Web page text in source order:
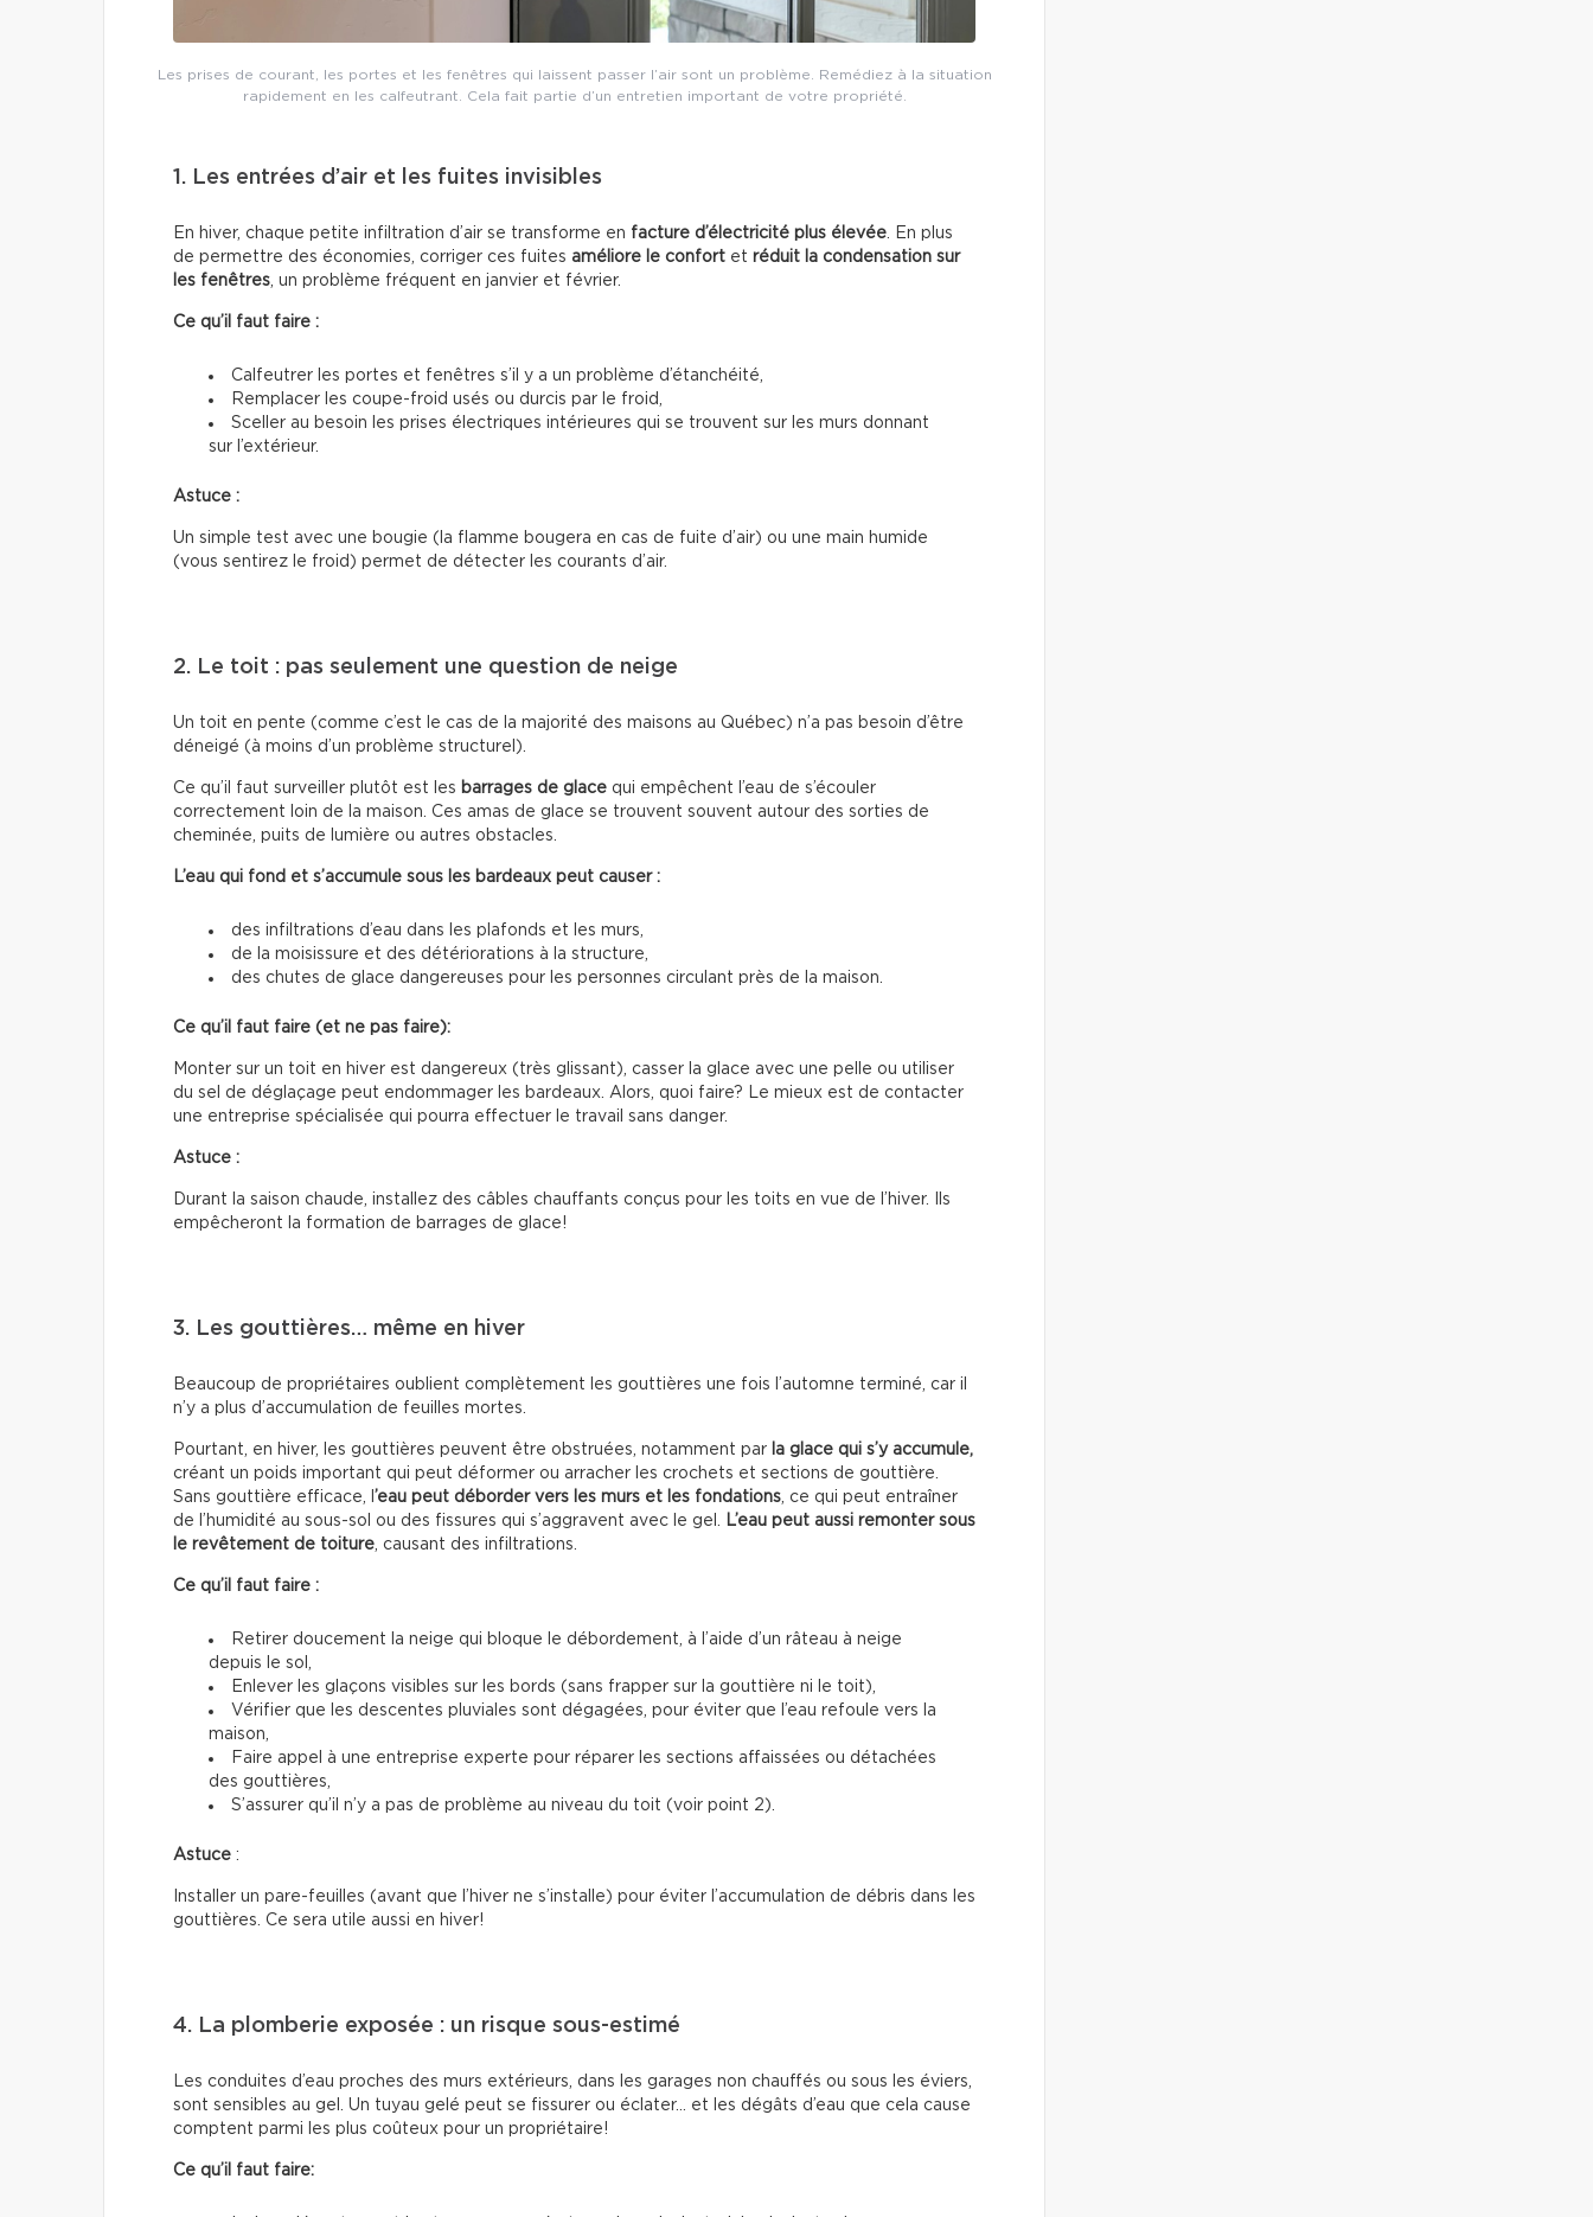
Les prises de courant, les portes et les fenêtres qui laissent passer l’air sont un problème. Remédiez à la situation
rapidement en les calfeutrant. Cela fait partie d’un entretien important de votre propriété.
1. Les entrées d’air et les fuites invisibles
En hiver, chaque petite infiltration d’air se transforme en facture d’électricité plus élevée. En plus
de permettre des économies, corriger ces fuites améliore le confort et réduit la condensation sur
les fenêtres, un problème fréquent en janvier et février.
Ce qu’il faut faire :
Calfeutrer les portes et fenêtres s’il y a un problème d’étanchéité,
Remplacer les coupe-froid usés ou durcis par le froid,
Sceller au besoin les prises électriques intérieures qui se trouvent sur les murs donnant
sur l’extérieur.
Astuce :
Un simple test avec une bougie (la flamme bougera en cas de fuite d’air) ou une main humide
(vous sentirez le froid) permet de détecter les courants d’air.
2. Le toit : pas seulement une question de neige
Un toit en pente (comme c’est le cas de la majorité des maisons au Québec) n’a pas besoin d’être
déneigé (à moins d’un problème structurel).
Ce qu’il faut surveiller plutôt est les barrages de glace qui empêchent l’eau de s’écouler
correctement loin de la maison. Ces amas de glace se trouvent souvent autour des sorties de
cheminée, puits de lumière ou autres obstacles.
L’eau qui fond et s’accumule sous les bardeaux peut causer :
des infiltrations d’eau dans les plafonds et les murs,
de la moisissure et des détériorations à la structure,
des chutes de glace dangereuses pour les personnes circulant près de la maison.
Ce qu’il faut faire (et ne pas faire):
Monter sur un toit en hiver est dangereux (très glissant), casser la glace avec une pelle ou utiliser
du sel de déglaçage peut endommager les bardeaux. Alors, quoi faire? Le mieux est de contacter
une entreprise spécialisée qui pourra effectuer le travail sans danger.
Astuce :
Durant la saison chaude, installez des câbles chauffants conçus pour les toits en vue de l’hiver. Ils
empêcheront la formation de barrages de glace!
3. Les gouttières… même en hiver
Beaucoup de propriétaires oublient complètement les gouttières une fois l’automne terminé, car il
n’y a plus d’accumulation de feuilles mortes.
Pourtant, en hiver, les gouttières peuvent être obstruées, notamment par la glace qui s’y accumule,
créant un poids important qui peut déformer ou arracher les crochets et sections de gouttière.
Sans gouttière efficace, l ’eau peut déborder vers les murs et les fondations, ce qui peut entraîner
de l’humidité au sous-sol ou des fissures qui s’aggravent avec le gel. L’eau peut aussi remonter sous
le revêtement de toiture, causant des infiltrations.
Ce qu’il faut faire :
Retirer doucement la neige qui bloque le débordement, à l’aide d’un râteau à neige
depuis le sol,
Enlever les glaçons visibles sur les bords (sans frapper sur la gouttière ni le toit),
Vérifier que les descentes pluviales sont dégagées, pour éviter que l’eau refoule vers la
maison,
Faire appel à une entreprise experte pour réparer les sections affaissées ou détachées
des gouttières,
S’assurer qu’il n’y a pas de problème au niveau du toit (voir point 2).
Astuce :
Installer un pare-feuilles (avant que l’hiver ne s’installe) pour éviter l’accumulation de débris dans les
gouttières. Ce sera utile aussi en hiver!
4. La plomberie exposée : un risque sous-estimé
Les conduites d’eau proches des murs extérieurs, dans les garages non chauffés ou sous les éviers,
sont sensibles au gel. Un tuyau gelé peut se fissurer ou éclater… et les dégâts d’eau que cela cause
comptent parmi les plus coûteux pour un propriétaire!
Ce qu’il faut faire: